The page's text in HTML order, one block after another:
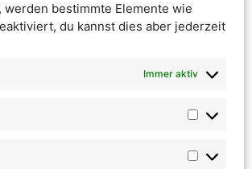
bestimmte Elemente wie
du kannst dies aber jederzeit
Immer aktiv